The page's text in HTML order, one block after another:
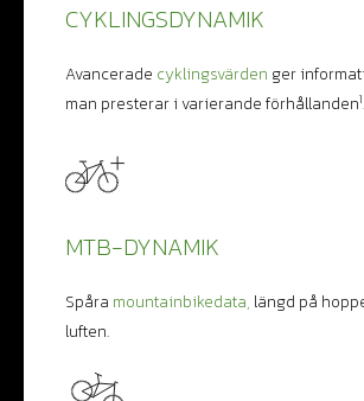
CYKLINGSDYNAMIK
Avancerade cyklingsvärden ger
man presterar i varierande förhållanden1.
MTB-DYNAMIK
Spåra mountainbikedata, längd på
luften.